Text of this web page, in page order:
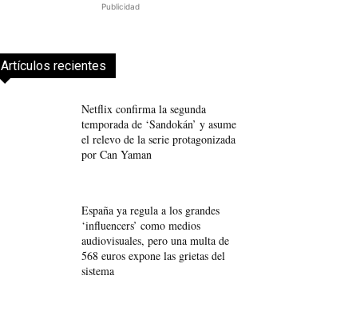
Publicidad
Artículos recientes
Netflix confirma la segunda
temporada de ‘Sandokán’ y asume
el relevo de la serie protagonizada
por Can Yaman
España ya regula a los grandes
‘influencers’ como medios
audiovisuales, pero una multa de
568 euros expone las grietas del
sistema